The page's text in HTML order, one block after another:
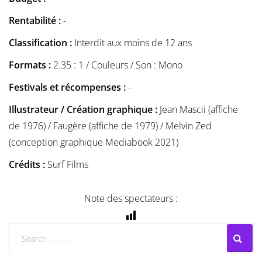
Rentabilité :-
Classification : Interdit aux moins de 12 ans
Formats : 2.35 : 1 / Couleurs / Son : Mono
Festivals et récompenses :-
Illustrateur / Création graphique : Jean Mascii (affiche
de 1976) / Faugère (affiche de 1979) / Melvin Zed
(conception graphique Mediabook 2021)
Crédits : Surf Films
Note des spectateurs :